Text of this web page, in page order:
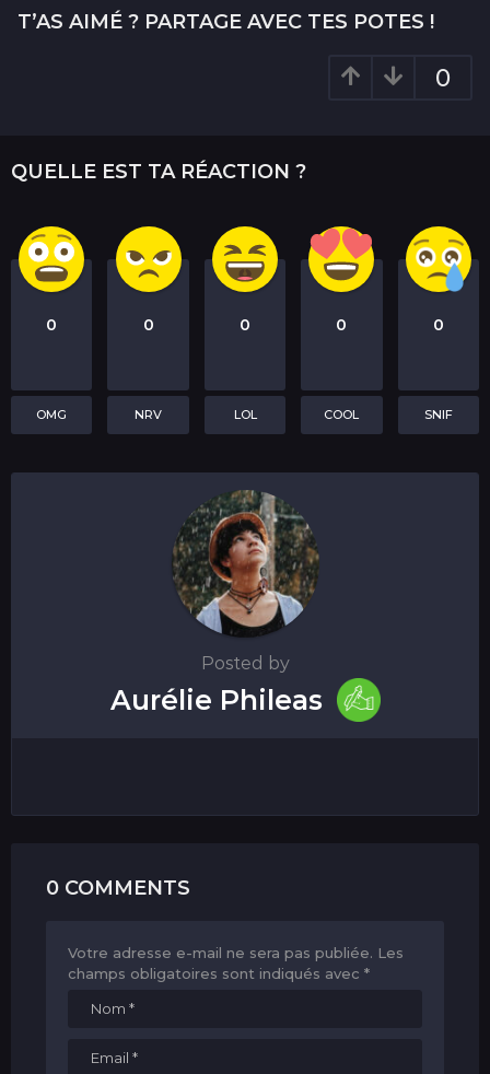
o
T’AS AIMÉ ? PARTAGE AVEC TES POTES !
0
QUELLE EST TA RÉACTION ?
0
OMG
0
NRV
0
LOL
0
COOL
0
SNIF
Posted by
Aurélie Phileas
0 COMMENTS
Votre adresse e-mail ne sera pas publiée. Les
champs obligatoires sont indiqués avec *